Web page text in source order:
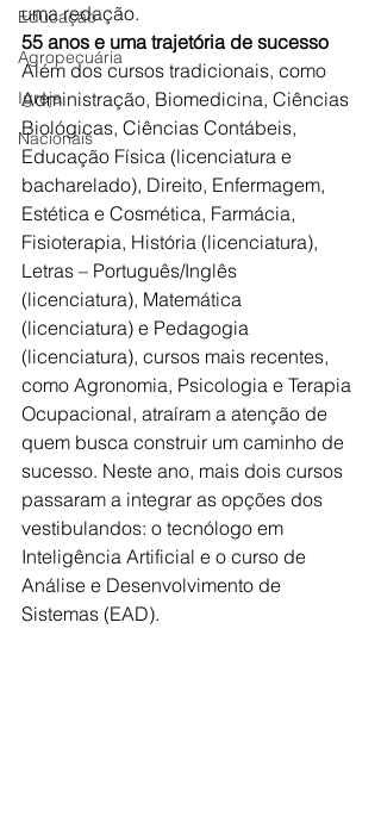
Educação
Agropecuária
Igreja
Nacionais
uma redação.
55 anos e uma trajetória de sucesso
Além dos cursos tradicionais, como
Administração, Biomedicina, Ciências
Biológicas, Ciências Contábeis,
Educação Física (licenciatura e
bacharelado), Direito, Enfermagem,
Estética e Cosmética, Farmácia,
Fisioterapia, História (licenciatura),
Letras – Português/Inglês
(licenciatura), Matemática
(licenciatura) e Pedagogia
(licenciatura), cursos mais recentes,
como Agronomia, Psicologia e Terapia
Ocupacional, atraíram a atenção de
quem busca construir um caminho de
sucesso. Neste ano, mais dois cursos
passaram a integrar as opções dos
vestibulandos: o tecnólogo em
Inteligência Artificial e o curso de
Análise e Desenvolvimento de
Sistemas (EAD).